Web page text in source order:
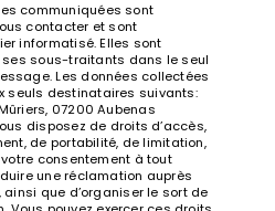
communiquées sont
contacter et sont
informatisé. Elles sont
ses sous-traitants dans le seul
Les données collectées
seuls destinataires suivants:
07200 Aubenas
disposez de droits d’accès,
de portabilité, de limitation,
consentement à tout
une réclamation auprès
ainsi que d’organiser le sort de